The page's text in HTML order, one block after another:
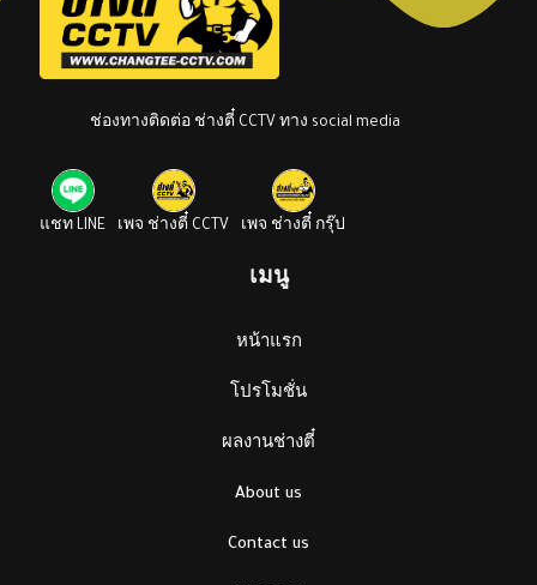
ช่องทางติดต่อ ช่างตี๋ CCTV ทาง social media
แชท LINE เพจ ช่างตี๋ CCTV เพจ ช่างตี๋ กรุ๊ป
เมนู
หน้าแรก
โปรโมชั่น
ผลงานช่างตี๋
About us
Contact us